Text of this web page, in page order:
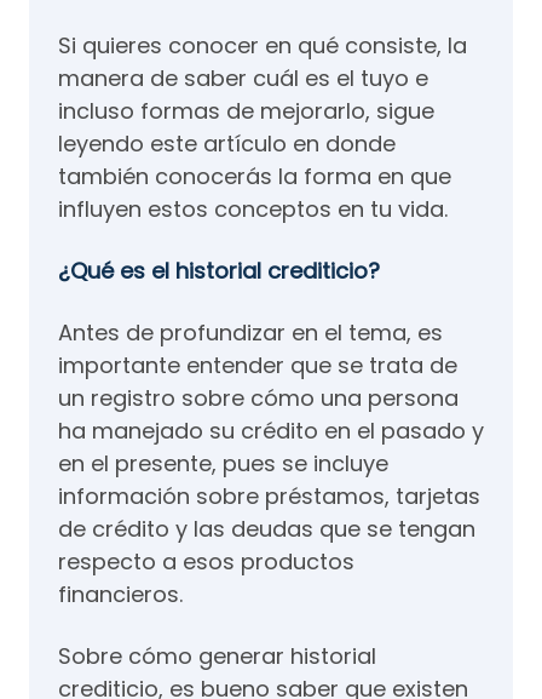
Si quieres conocer en qué consiste, la
manera de saber cuál es el tuyo e
incluso formas de mejorarlo, sigue
leyendo este artículo en donde
también conocerás la forma en que
influyen estos conceptos en tu vida.
¿Qué es el historial crediticio?
Antes de profundizar en el tema, es
importante entender que se trata de
un registro sobre cómo una persona
ha manejado su crédito en el pasado y
en el presente, pues se incluye
información sobre préstamos, tarjetas
de crédito y las deudas que se tengan
respecto a esos productos
financieros.
Sobre cómo generar historial
crediticio, es bueno saber que existen